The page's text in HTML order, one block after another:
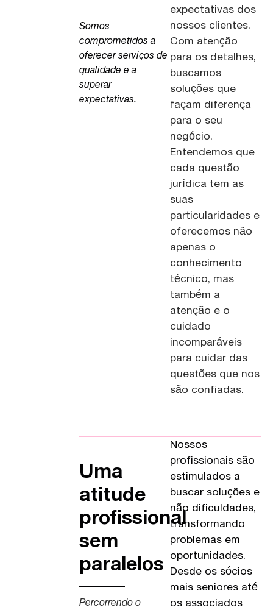
Somos
comprometidos a
oferecer serviços de
qualidade e a
superar
expectativas.
expectativas dos
nossos clientes.
Com atenção
para os detalhes,
buscamos
soluções que
façam diferença
para o seu
negócio.
Entendemos que
cada questão
jurídica tem as
suas
particularidades e
oferecemos não
apenas o
conhecimento
técnico, mas
também a
atenção e o
cuidado
incomparáveis
para cuidar das
questões que nos
são confiadas.
Uma
atitude
profissional
sem
paralelos
Percorrendo o
Nossos
profissionais são
estimulados a
buscar soluções e
não dificuldades,
transformando
problemas em
oportunidades.
Desde os sócios
mais seniores até
os associados